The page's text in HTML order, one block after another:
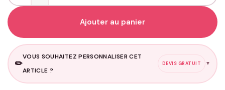
Ajouter au panier
✏️
VOUS SOUHAITEZ PERSONNALISER CET
ARTICLE ?
DEVIS GRATUIT ▼